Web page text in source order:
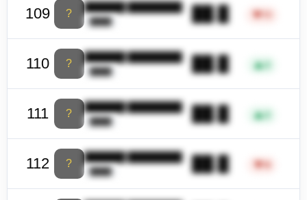
109 ?
██████ ████████
████ ██.█ ▼
110 ?
██████ ████████
████ ██.█ ▲2
111 ?
██████ ████████
████ ██.█ ▲2
112 ?
██████ ████████
████ ██.█ ▼ 9